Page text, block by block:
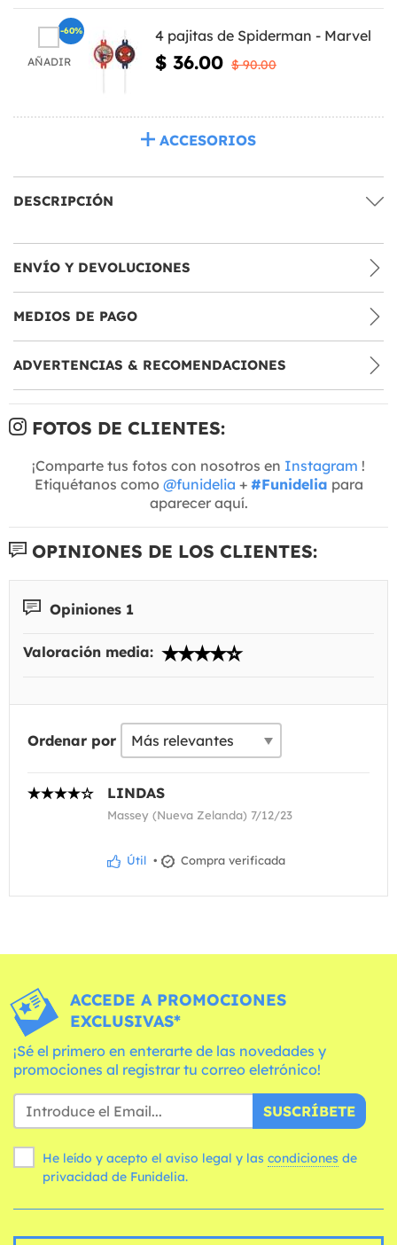
AÑADIR
4 pajitas de Spiderman - Marvel
$ 36.00 $ 90.00
-60%
ACCESORIOS
DESCRIPCIÓN
ENVÍO Y DEVOLUCIONES
MEDIOS DE PAGO
ADVERTENCIAS & RECOMENDACIONES
FOTOS DE CLIENTES:
¡Comparte tus fotos con nosotros en Instagram !
Etiquétanos como @funidelia + #Funidelia para
aparecer aquí.
OPINIONES DE LOS CLIENTES:
Opiniones 1
Valoración media:
Ordenar por
LINDAS
Massey (Nueva Zelanda) 7/12/23
Útil • Compra verificada
ACCEDE A PROMOCIONES
EXCLUSIVAS*
¡Sé el primero en enterarte de las novedades y
promociones al registrar tu correo eletrónico!
SUSCRÍBETE
He leído y acepto el aviso legal y las condiciones
privacidad de Funidelia.